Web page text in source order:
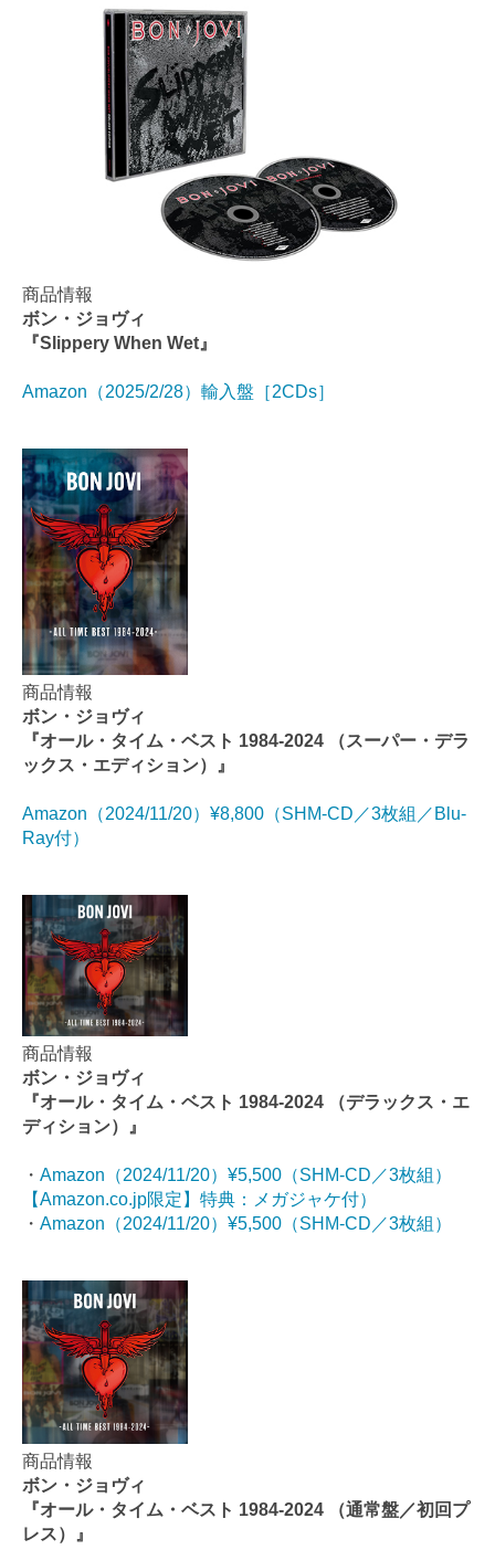
商品情報
ボン・ジョヴィ
『Slippery When Wet』
Amazon（2025/2/28）輸入盤［2CDs］
商品情報
ボン・ジョヴィ
『オール・タイム・ベスト 1984-2024 （スーパー・デラ
ックス・エディション）』
Amazon（2024/11/20）¥8,800（SHM-CD／3枚組／Blu-
Ray付）
商品情報
ボン・ジョヴィ
『オール・タイム・ベスト 1984-2024 （デラックス・エ
ディション）』
・ Amazon（2024/11/20）¥5,500（SHM-CD／3枚組）
【Amazon.co.jp限定】特典：メガジャケ付）
・ Amazon（2024/11/20）¥5,500（SHM-CD／3枚組）
商品情報
ボン・ジョヴィ
『オール・タイム・ベスト 1984-2024 （通常盤／初回プ
レス）』